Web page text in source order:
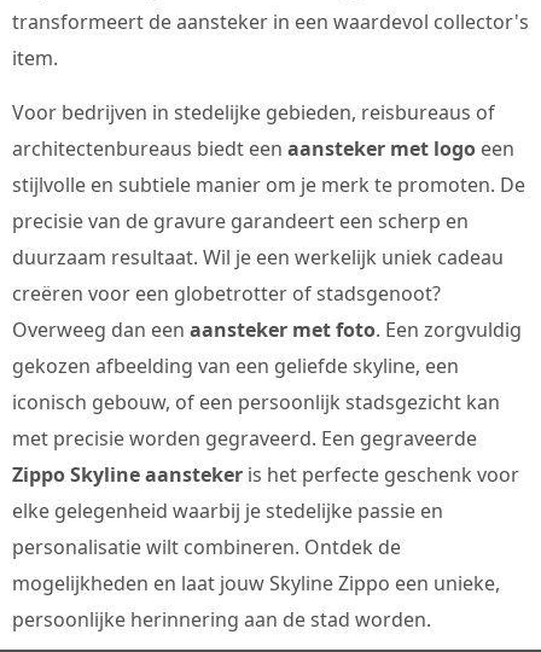
transformeert de aansteker in een waardevol collector's
item.
Voor bedrijven in stedelijke gebieden, reisbureaus of
architectenbureaus biedt een aansteker met logo een
stijlvolle en subtiele manier om je merk te promoten. De
precisie van de gravure garandeert een scherp en
duurzaam resultaat. Wil je een werkelijk uniek cadeau
creëren voor een globetrotter of stadsgenoot?
Overweeg dan een aansteker met foto. Een zorgvuldig
gekozen afbeelding van een geliefde skyline, een
iconisch gebouw, of een persoonlijk stadsgezicht kan
met precisie worden gegraveerd. Een gegraveerde
Zippo Skyline aansteker is het perfecte geschenk voor
elke gelegenheid waarbij je stedelijke passie en
personalisatie wilt combineren. Ontdek de
mogelijkheden en laat jouw Skyline Zippo een unieke,
persoonlijke herinnering aan de stad worden.